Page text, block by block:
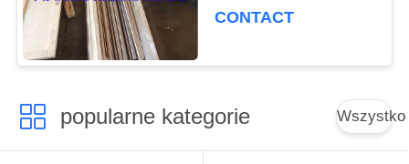
/ rury HASTELLOY B-3
CONTACT
popularne kategorie Wszystko